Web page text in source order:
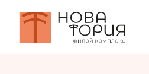
1-комнатная